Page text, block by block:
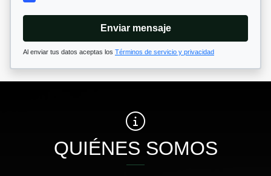
Enviar mensaje
Al enviar tus datos aceptas los Términos de servicio y privacidad
QUIÉNES SOMOS